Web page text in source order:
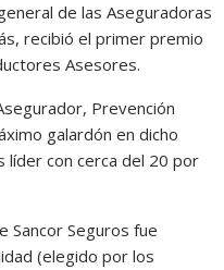
de las Aseguradoras
recibió el primer premio
Asesores.
Prevención
galardón en dicho
líder con cerca del 20 por
Sancor Seguros fue
(elegido por los